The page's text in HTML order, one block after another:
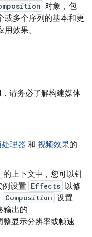
对象，包
或多个序列的基本和更
效果。
，请务必了解构建媒体
理器 和 视频效果的
的上下文中，您可以针
例设置 Effects 以修
Composition 设置
输出的
整显示分辨率或帧速